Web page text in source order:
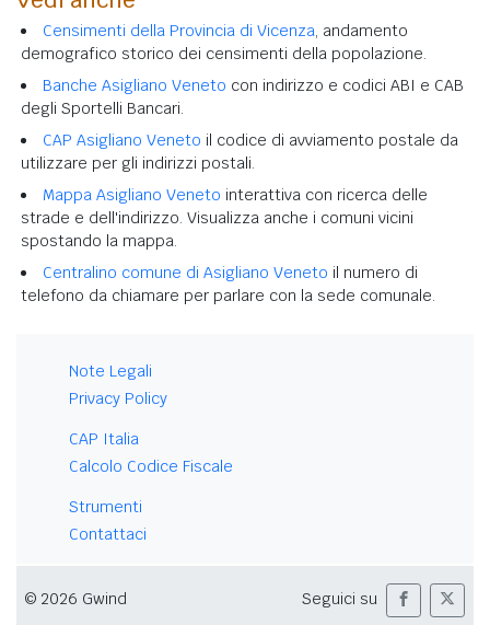
Censimenti della Provincia di Vicenza, andamento
demografico storico dei censimenti della popolazione.
Banche Asigliano Veneto con indirizzo e codici ABI e CAB
degli Sportelli Bancari.
CAP Asigliano Veneto il codice di avviamento postale da
utilizzare per gli indirizzi postali.
Mappa Asigliano Veneto interattiva con ricerca delle
strade e dell'indirizzo. Visualizza anche i comuni vicini
spostando la mappa.
Centralino comune di Asigliano Veneto il numero di
telefono da chiamare per parlare con la sede comunale.
Note Legali
Privacy Policy
CAP Italia
Calcolo Codice Fiscale
Strumenti
Contattaci
© 2026 Gwind Seguici su